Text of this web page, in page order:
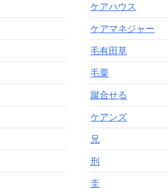
ケアハウス
ケアマネジャー
毛有田草
毛粟
蹴合せる
ケアンズ
兄
刑
圭